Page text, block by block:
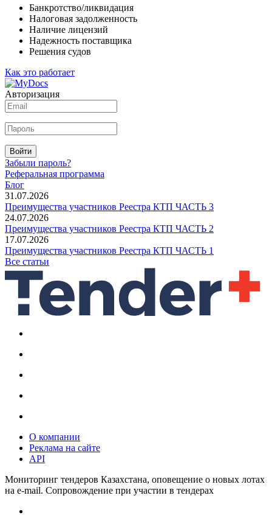
Банкротство/ликвидация
Налоговая задолженность
Наличие лицензий
Надежность поставщика
Решения судов
Как это работает
Авторизация
Войти
Забыли пароль?
Реферальная программа
Блог
31.07.2026
Преимущества участников Реестра КТП ЧАСТЬ 3
24.07.2026
Преимущества участников Реестра КТП ЧАСТЬ 2
17.07.2026
Преимущества участников Реестра КТП ЧАСТЬ 1
Все статьи
О компании
Реклама на сайте
API
Мониторинг тендеров Казахстана, оповещение о новых лотах
на e-mail. Сопровождение при участии в тендерах